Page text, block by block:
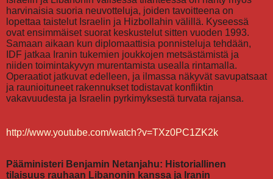
harvinaisia suoria neuvotteluja, joiden tavoitteena on
lopettaa taistelut Israelin ja Hizbollahin välillä. Kyseessä
ovat ensimmäiset suorat keskustelut sitten vuoden 1993.
Samaan aikaan kun diplomaattisia ponnisteluja tehdään,
IDF jatkaa Iranin tukemien joukkojen metsästämistä ja
niiden toimintakyvyn murentamista usealla rintamalla.
Operaatiot jatkuvat edelleen, ja ilmassa näkyvät savupatsaat
ja raunioituneet rakennukset todistavat konfliktin
vakavuudesta ja Israelin pyrkimyksestä turvata rajansa.
http://www.youtube.com/watch?v=TXz0PC1ZK2k
Pääministeri Benjamin Netanjahu: Historiallinen
tilaisuus rauhaan Libanonin kanssa ja Iranin